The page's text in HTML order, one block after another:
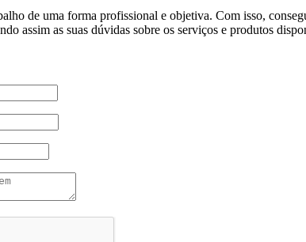
de uma forma profissional e objetiva. Com isso,
assim as suas dúvidas sobre os serviços e produtos